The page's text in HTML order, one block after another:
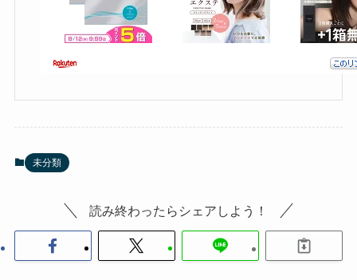
未分類
読み終わったらシェアしよう！